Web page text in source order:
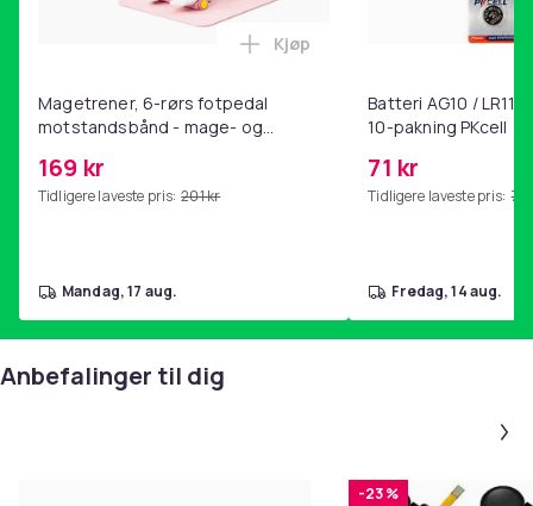
Magetrener, 6-rørs fotpedal
motstandsbånd - mage- og
hjemmegymnastikk Pink
169 kr
Tidligere laveste pris: 201 kr
Legg Magetrener, 6-rørs
Kjøp
mandag, 17 aug.
Batteri AG10 /
10-pakning PKcell
71 kr
Tidligere laveste pris: 76
fredag, 14 aug.
Anbefalinger til dig
-23 %